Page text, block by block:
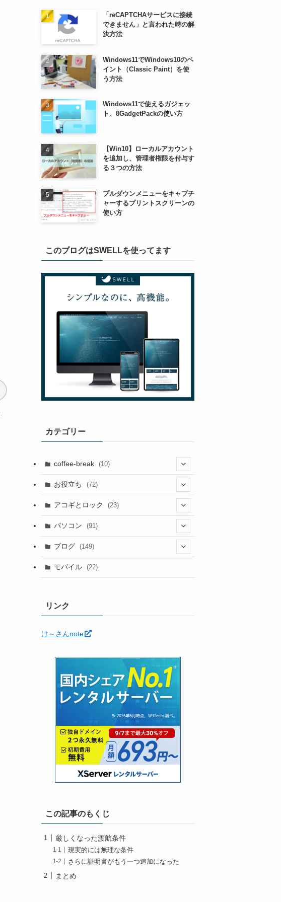
「reCAPTCHAサービスに接続
できません」と言われた時の解
決方法
Windows11でWindows10のペ
イント（Classic Paint）を使
う方法
Windows11で使えるガジェッ
ト、8GadgetPackの使い方
【Win10】ローカルアカウント
を追加し、管理者権限を付与す
る３つの方法
プルダウンメニューをキャプチ
ャーするプリントスクリーンの
使い方
このブログはSWELLを使ってます
カテゴリー
coffee-break (10)
(1)
お役立ち (72)
(12)
(5)
(5)
(6)
(6)
(2)(24)
(11)
(7)
(3)
アコギとロック (23)
(10)
パソコン (91)
(22)
(30)
ブログ (149)
(91)
モバイル (22)
リンク
け～さんnote
この記事のもくじ
厳しくなった渡航条件
現実的には無理な条件
さらに証明書がもう一つ追加になった
まとめ